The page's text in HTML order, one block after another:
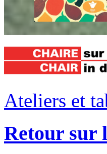
Ateliers et
Retour sur